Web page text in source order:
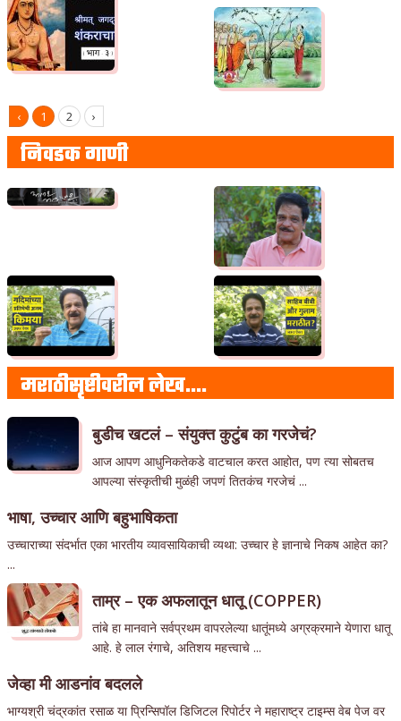
‹ 1 2 ›
निवडक गाणी
मराठीसृष्टीवरील लेख….
बुडीच खटलं – संयुक्त कुटुंब का गरजेचं?
आज आपण आधुनिकतेकडे वाटचाल करत आहोत, पण त्या सोबतच
आपल्या संस्कृतीची मुळंही जपणं तितकंच गरजेचं ...
भाषा, उच्चार आणि बहुभाषिकता
उच्चाराच्या संदर्भात एका भारतीय व्यावसायिकाची व्यथा: उच्चार हे ज्ञानाचे निकष आहेत का?
...
ताम्र – एक अफलातून धातू (COPPER)
तांबे हा मानवाने सर्वप्रथम वापरलेल्या धातूंमध्ये अग्रक्रमाने येणारा धातू
आहे. हे लाल रंगाचे, अतिशय महत्त्वाचे ...
जेव्हा मी आडनांव बदलले
भाग्यश्री चंद्रकांत रसाळ या प्रिन्सिपॉल डिजिटल रिपोर्टर ने महाराष्ट्र टाइम्स वेब पेज वर